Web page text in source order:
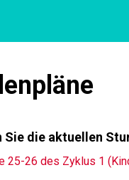
Sie die aktuellen
25-26 des Zyklus 1